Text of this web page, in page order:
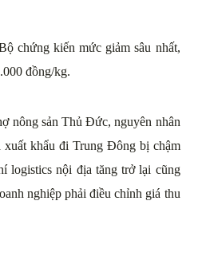
chứng kiến mức giảm sâu nhất,
đồng/kg.
nông sản Thủ Đức, nguyên nhân
xuất khẩu đi Trung Đông bị chậm
logistics nội địa tăng trở lại cũng
nghiệp phải điều chỉnh giá thu